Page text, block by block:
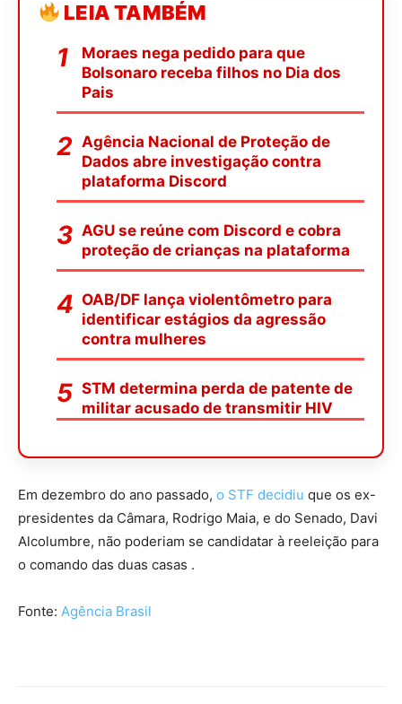
LEIA TAMBÉM
Moraes nega pedido para que
Bolsonaro receba filhos no Dia dos
Pais
Agência Nacional de Proteção de
Dados abre investigação contra
plataforma Discord
AGU se reúne com Discord e cobra
proteção de crianças na plataforma
OAB/DF lança violentômetro para
identificar estágios da agressão
contra mulheres
STM determina perda de patente de
militar acusado de transmitir HIV
Em dezembro do ano passado, o STF decidiu que os ex-
presidentes da Câmara, Rodrigo Maia, e do Senado, Davi
Alcolumbre, não poderiam se candidatar à reeleição para
o comando das duas casas .
Fonte: Agência Brasil